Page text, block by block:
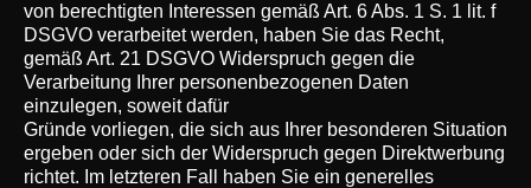
von berechtigten Interessen gemäß Art. 6 Abs. 1 S. 1 lit. f
DSGVO verarbeitet werden, haben Sie das Recht,
gemäß Art. 21 DSGVO Widerspruch gegen die
Verarbeitung Ihrer personenbezogenen Daten
einzulegen, soweit dafür
Gründe vorliegen, die sich aus Ihrer besonderen Situation
ergeben oder sich der Widerspruch gegen Direktwerbung
richtet. Im letzteren Fall haben Sie ein generelles